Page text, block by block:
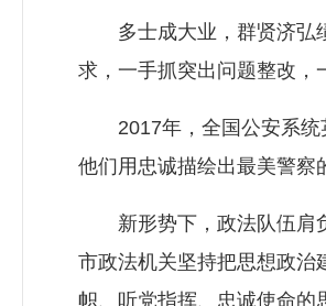
多士成大业，群贤济弘绩
求，一手抓突出问题整改，
2017年，全国公安系统
他们用忠诚描绘出最美警察
新形势下，政法队伍肩负
市政法机关坚持把思想政治
帜、听党指挥、忠诚使命的